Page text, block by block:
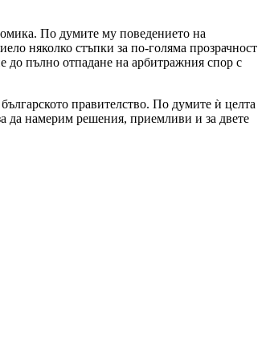
По думите му поведението на
няколко стъпки за по-голяма прозрачност
до пълно отпадане на арбитражния спор с
правителство. По думите ѝ целта
да намерим решения, приемливи и за двете